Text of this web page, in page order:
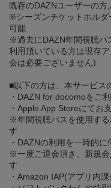
既存のDAZNユーザーの
※シーズンチケットホルダ
可能
※過去にDAZN年間視聴パ
利用頂いている方は現存
会は必要ございません)
■以下の方は、本サービス
・DAZN for docomoをご
・Apple App Storeにてお
※年間視聴パスを使用す
す
・DAZNの利用を一時的
※一度ご退会頂き、新規
す
・Amazon IAP(アプリ内